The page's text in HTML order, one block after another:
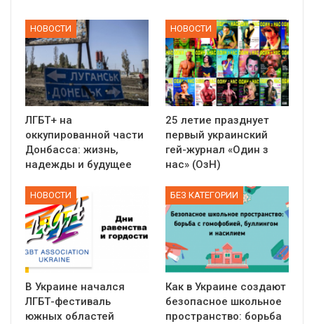
НОВОСТИ
ЛГБТ+ на
оккупированной части
Донбасса: жизнь,
надежды и будущее
НОВОСТИ
25 летие празднует
первый украинский
гей-журнал «Один з
нас» (ОзН)
НОВОСТИ
В Украине начался
ЛГБТ-фестиваль
южных областей
БЕЗ КАТЕГОРИИ
Как в Украине создают
безопасное школьное
пространство: борьба